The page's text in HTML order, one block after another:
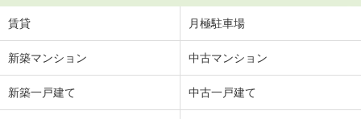
賃貸 月極駐車場
新築マンション 中古マンション
新築一戸建て 中古一戸建て